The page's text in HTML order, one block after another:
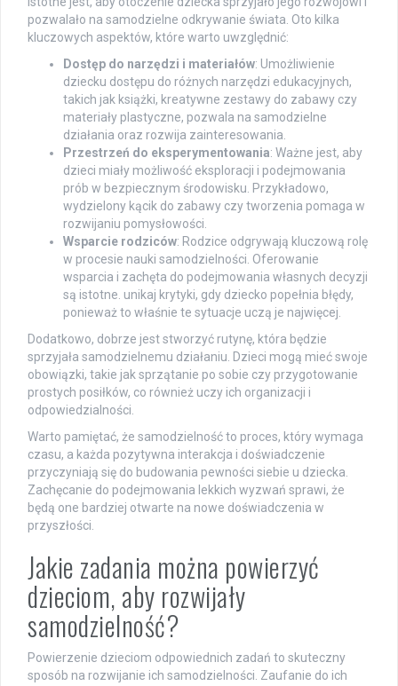
pozwalało na samodzielne odkrywanie świata. Oto kilka
kluczowych aspektów, które warto uwzględnić:
Dostęp do narzędzi i materiałów: Umożliwienie
dziecku dostępu do różnych narzędzi edukacyjnych,
takich jak książki, kreatywne zestawy do zabawy czy
materiały plastyczne, pozwala na samodzielne
działania oraz rozwija zainteresowania.
Przestrzeń do eksperymentowania: Ważne jest, aby
dzieci miały możliwość eksploracji i podejmowania
prób w bezpiecznym środowisku. Przykładowo,
wydzielony kącik do zabawy czy tworzenia pomaga w
rozwijaniu pomysłowości.
Wsparcie rodziców: Rodzice odgrywają kluczową rolę
w procesie nauki samodzielności. Oferowanie
wsparcia i zachęta do podejmowania własnych decyzji
są istotne. unikaj krytyki, gdy dziecko popełnia błędy,
ponieważ to właśnie te sytuacje uczą je najwięcej.
Dodatkowo, dobrze jest stworzyć rutynę, która będzie
sprzyjała samodzielnemu działaniu. Dzieci mogą mieć swoje
obowiązki, takie jak sprzątanie po sobie czy przygotowanie
prostych posiłków, co również uczy ich organizacji i
odpowiedzialności.
Warto pamiętać, że samodzielność to proces, który wymaga
czasu, a każda pozytywna interakcja i doświadczenie
przyczyniają się do budowania pewności siebie u dziecka.
Zachęcanie do podejmowania lekkich wyzwań sprawi, że
będą one bardziej otwarte na nowe doświadczenia w
przyszłości.
Jakie zadania można powierzyć
dzieciom, aby rozwijały
samodzielność?
Powierzenie dzieciom odpowiednich zadań to skuteczny
sposób na rozwijanie ich samodzielności. Zaufanie do ich